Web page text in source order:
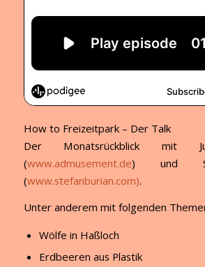
How to Freizeitpark – Der Talk
Der Monatsrückblick mit
(www.admusement.de) und
(www.stefanburian.com).
Unter anderem mit folgenden
Wölfe in Haßloch
Erdbeeren aus Plastik